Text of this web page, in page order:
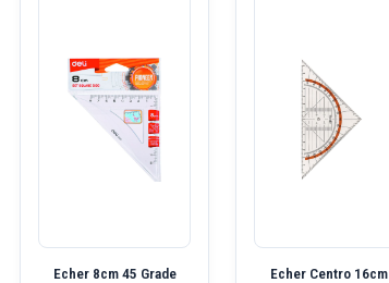
Echer 8cm 45 Grade
Echer Centro 16cm